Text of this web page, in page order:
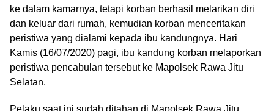
ke dalam kamarnya, tetapi korban berhasil melarikan diri
dan keluar dari rumah, kemudian korban menceritakan
peristiwa yang dialami kepada ibu kandungnya. Hari
Kamis (16/07/2020) pagi, ibu kandung korban melaporkan
peristiwa pencabulan tersebut ke Mapolsek Rawa Jitu
Selatan.
Pelaku saat ini sudah ditahan di Mapolsek Rawa Jitu